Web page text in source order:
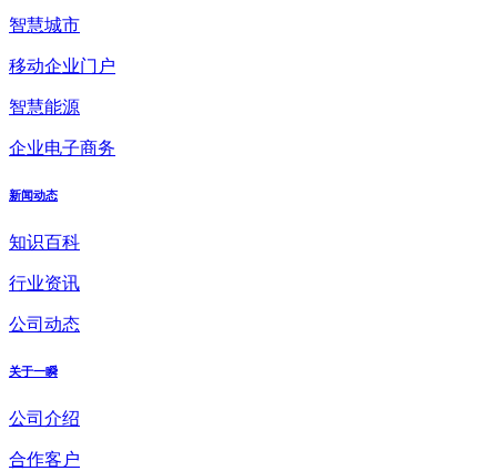
智慧城市
移动企业门户
智慧能源
企业电子商务
新闻动态
知识百科
行业资讯
公司动态
关于一瞬
公司介绍
合作客户